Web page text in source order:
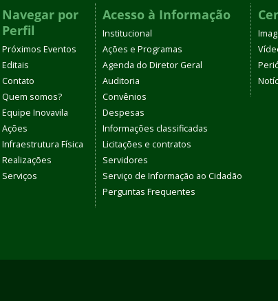
Navegar por
Perfil
Próximos Eventos
Editais
Contato
Quem somos?
Equipe Inovavila
Ações
Infraestrutura Física
Realizações
Serviços
Acesso à Informação
Institucional
Ações e Programas
Agenda do Diretor Geral
Auditoria
Convênios
Despesas
Informações classificadas
Licitações e contratos
Servidores
Serviço de Informação ao Cidadão
Perguntas Frequentes